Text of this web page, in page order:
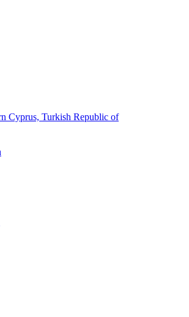
Cyprus, Turkish Republic of